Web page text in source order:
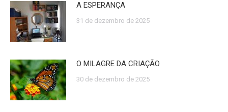
A ESPERANÇA
31 de dezembro de 2025
O MILAGRE DA CRIAÇÃO
30 de dezembro de 2025